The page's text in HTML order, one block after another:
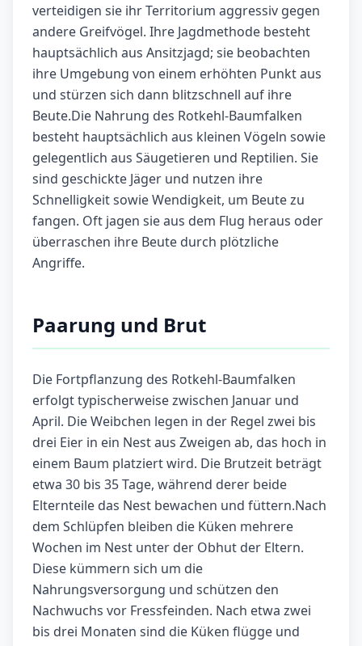
verteidigen sie ihr Territorium aggressiv gegen
andere Greifvögel. Ihre Jagdmethode besteht
hauptsächlich aus Ansitzjagd; sie beobachten
ihre Umgebung von einem erhöhten Punkt aus
und stürzen sich dann blitzschnell auf ihre
Beute.Die Nahrung des Rotkehl-Baumfalken
besteht hauptsächlich aus kleinen Vögeln sowie
gelegentlich aus Säugetieren und Reptilien. Sie
sind geschickte Jäger und nutzen ihre
Schnelligkeit sowie Wendigkeit, um Beute zu
fangen. Oft jagen sie aus dem Flug heraus oder
überraschen ihre Beute durch plötzliche
Angriffe.
Paarung und Brut
Die Fortpflanzung des Rotkehl-Baumfalken
erfolgt typischerweise zwischen Januar und
April. Die Weibchen legen in der Regel zwei bis
drei Eier in ein Nest aus Zweigen ab, das hoch in
einem Baum platziert wird. Die Brutzeit beträgt
etwa 30 bis 35 Tage, während derer beide
Elternteile das Nest bewachen und füttern.Nach
dem Schlüpfen bleiben die Küken mehrere
Wochen im Nest unter der Obhut der Eltern.
Diese kümmern sich um die
Nahrungsversorgung und schützen den
Nachwuchs vor Fressfeinden. Nach etwa zwei
bis drei Monaten sind die Küken flügge und